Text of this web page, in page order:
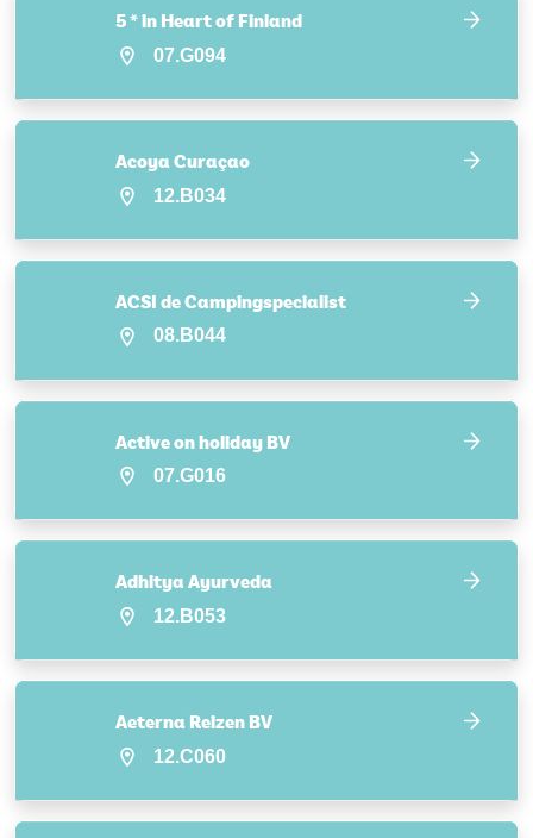
5 * in Heart of Finland
07.G094
Acoya Curaçao
12.B034
ACSI de Campingspecialist
08.B044
Active on holiday BV
07.G016
Adhitya Ayurveda
12.B053
Aeterna Reizen BV
12.C060